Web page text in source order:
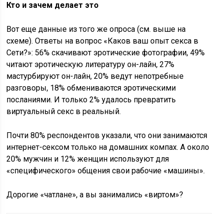
Кто и зачем делает это
Вот еще данные из того же опроса (см. выше на
схеме). Ответы на вопрос «Каков ваш опыт секса в
Сети?»: 56% скачивают эротические фотографии, 49%
читают эротическую литературу он-лайн, 27%
мастурбируют он-лайн, 20% ведут непотребные
разговоры, 18% обмениваются эротическими
посланиями. И только 2% удалось превратить
виртуальный секс в реальный.
Почти 80% респондентов указали, что они занимаются
интернет-сексом только на домашних компах. А около
20% мужчин и 12% женщин используют для
«специфического» общения свои рабочие «машины».
Дорогие «чатлане», а вы занимались «виртом»?